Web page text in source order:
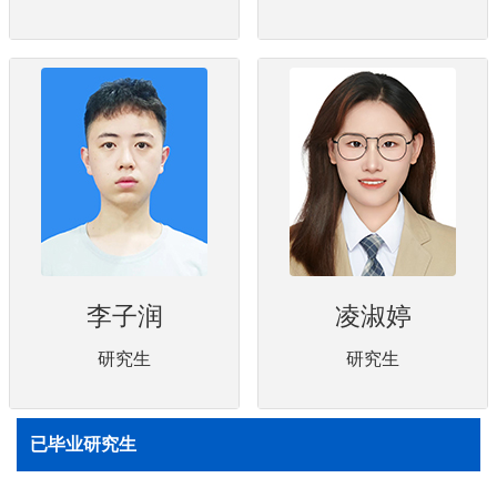
李子润
研究生
凌淑婷
研究生
已毕业研究生